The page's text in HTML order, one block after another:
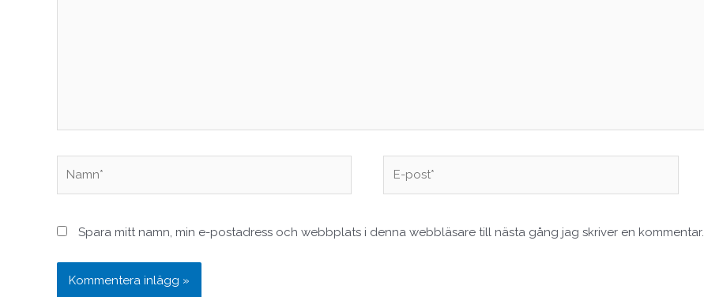
post*
Spara mitt namn, min e-postadress och webbplats i denna webbläsare till nästa gång jag skriver en kommentar.